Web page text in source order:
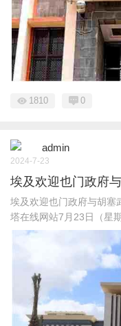
1810 0
admin
2024-7-23
埃及欢迎也门政府
埃及欢迎也门政府与胡塞
塔在线网站7月23日（星